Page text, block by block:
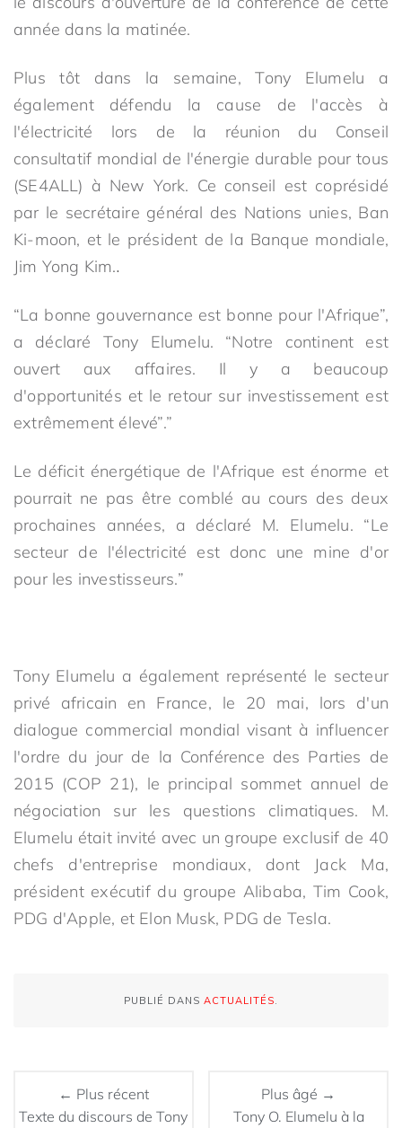
année dans la matinée.
Plus tôt dans la semaine, Tony Elumelu a
également défendu la cause de l'accès à
l'électricité lors de la réunion du Conseil
consultatif mondial de l'énergie durable pour tous
(SE4ALL) à New York. Ce conseil est coprésidé
par le secrétaire général des Nations unies, Ban
Ki-moon, et le président de la Banque mondiale,
Jim Yong Kim..
“La bonne gouvernance est bonne pour l'Afrique”,
a déclaré Tony Elumelu. “Notre continent est
ouvert aux affaires. Il y a beaucoup
d'opportunités et le retour sur investissement est
extrêmement élevé”.”
Le déficit énergétique de l'Afrique est énorme et
pourrait ne pas être comblé au cours des deux
prochaines années, a déclaré M. Elumelu. “Le
secteur de l'électricité est donc une mine d'or
pour les investisseurs.”
Tony Elumelu a également représenté le secteur
privé africain en France, le 20 mai, lors d'un
dialogue commercial mondial visant à influencer
l'ordre du jour de la Conférence des Parties de
2015 (COP 21), le principal sommet annuel de
négociation sur les questions climatiques. M.
Elumelu était invité avec un groupe exclusif de 40
chefs d'entreprise mondiaux, dont Jack Ma,
président exécutif du groupe Alibaba, Tim Cook,
PDG d'Apple, et Elon Musk, PDG de Tesla.
PUBLIÉ DANS ACTUALITÉS.
← Plus récent
Texte du discours de Tony
Plus âgé →
Tony O. Elumelu à la